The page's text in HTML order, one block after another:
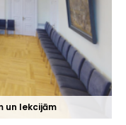
un lekcijām